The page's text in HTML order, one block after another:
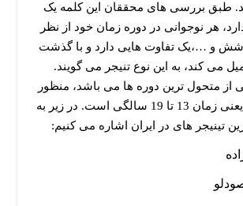
طبق بررسی های محققان این کلمه یک
هر نوجوانی در دوره زمان خود از نظر
و …،یک تفاوت هایی دارد و با گذشت
می کند، به این نوع تنیجر می گویند.
از متحول ترین دوره ها می باشد، منظور
از دوره نوجوانی یعنی زمان 13 تا 19 سالگی است. در زیر به
تینیجر های در ایران اشاره می کنیم: